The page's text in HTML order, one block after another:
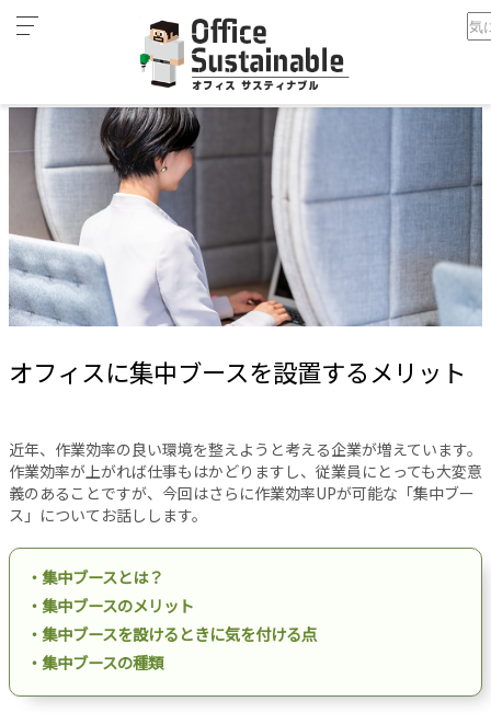
リ
オ
ス
家
具
テ
ワ
空
間
設
備
フ
ィ
ス
工
オフィスに集中ブースを設置するメリット
オフィスに集中ブースを設置するメリット
近年、作業効率の良い環境を整えようと考える企業が増えています。
作業効率が上がれば仕事もはかどりますし、従業員にとっても大変意
義のあることですが、今回はさらに作業効率UPが可能な「集中ブー
ス」についてお話しします。
・集中ブースとは？
・集中ブースのメリット
・集中ブースを設けるときに気を付ける点
・集中ブースの種類